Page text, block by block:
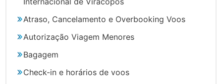
Atraso, Cancelamento e Overbooking Voos
Autorização Viagem Menores
Bagagem
Check-in e horários de voos